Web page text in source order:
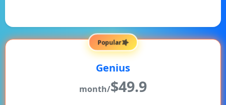
Popular
Genius
$49.9
/month